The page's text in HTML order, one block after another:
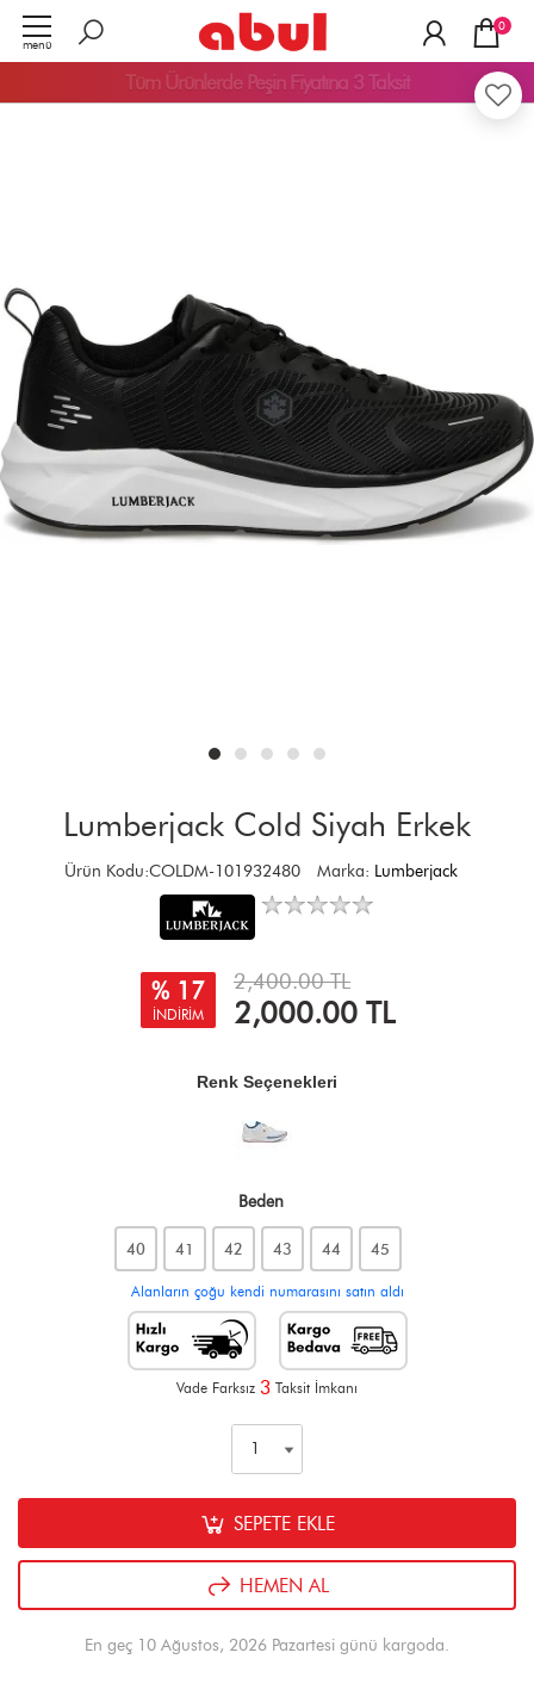
menü
0
Tüm Ürünlerde Peşin Fiyatına 3 Taksit
Lumberjack Cold Siyah Erkek
Ürün Kodu:COLDM-101932480 Marka: Lumberjack
% 17
İNDİRİM
2,400.00 TL
2,000.00 TL
Renk Seçenekleri
Beden
40 41 42 43 44 45
Alanların çoğu kendi numarasını satın aldı
Vade Farksız 3 Taksit İmkanı
SEPETE EKLE
HEMEN AL
En geç 10 Ağustos, 2026 Pazartesi günü kargoda.